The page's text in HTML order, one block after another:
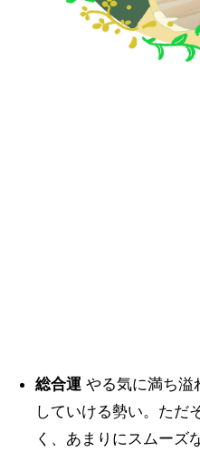
総合運やる気に満ち溢
していける勢い。ただ
く、あまりにスムーズ